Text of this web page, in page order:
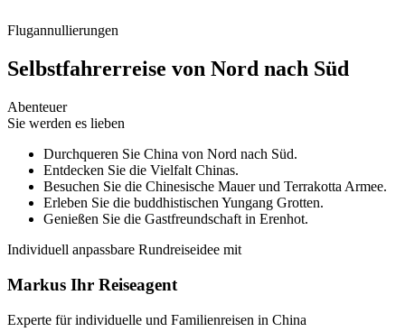
Flugannullierungen
Selbstfahrerreise von Nord nach Süd
Abenteuer
Sie werden es lieben
Durchqueren Sie China von Nord nach Süd.
Entdecken Sie die Vielfalt Chinas.
Besuchen Sie die Chinesische Mauer und Terrakotta Armee.
Erleben Sie die buddhistischen Yungang Grotten.
Genießen Sie die Gastfreundschaft in Erenhot.
Individuell anpassbare Rundreiseidee mit
Markus Ihr Reiseagent
Experte für individuelle und Familienreisen in China